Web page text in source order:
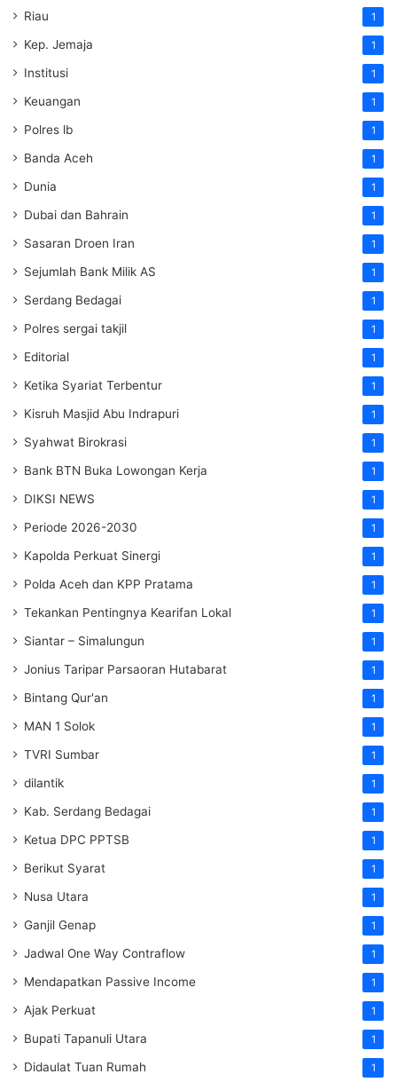
Riau 1
Kep. Jemaja 1
Institusi 1
Keuangan 1
Polres lb 1
Banda Aceh 1
Dunia 1
Dubai dan Bahrain 1
Sasaran Droen Iran 1
Sejumlah Bank Milik AS 1
Serdang Bedagai 1
Polres sergai takjil 1
Editorial 1
Ketika Syariat Terbentur 1
Kisruh Masjid Abu Indrapuri 1
Syahwat Birokrasi 1
Bank BTN Buka Lowongan Kerja 1
DIKSI NEWS 1
Periode 2026-2030 1
Kapolda Perkuat Sinergi 1
Polda Aceh dan KPP Pratama 1
Tekankan Pentingnya Kearifan Lokal 1
Siantar – Simalungun 1
Jonius Taripar Parsaoran Hutabarat 1
Bintang Qur'an 1
MAN 1 Solok 1
TVRI Sumbar 1
dilantik 1
Kab. Serdang Bedagai 1
Ketua DPC PPTSB 1
Berikut Syarat 1
Nusa Utara 1
Ganjil Genap 1
Jadwal One Way Contraflow 1
Mendapatkan Passive Income 1
Ajak Perkuat 1
Bupati Tapanuli Utara 1
Didaulat Tuan Rumah 1